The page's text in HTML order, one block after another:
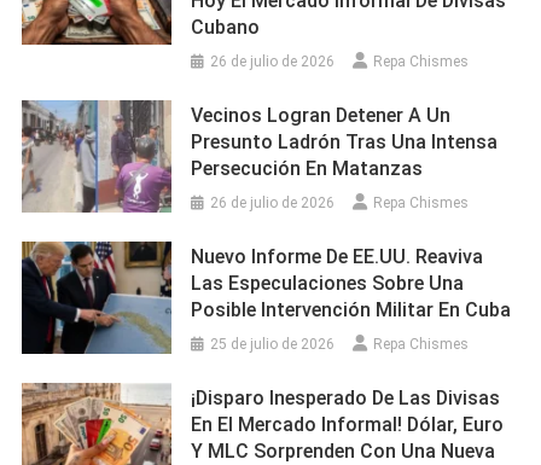
Cubano
26 de julio de 2026 Repa Chismes
Vecinos Logran Detener A Un
Presunto Ladrón Tras Una Intensa
Persecución En Matanzas
26 de julio de 2026 Repa Chismes
Nuevo Informe De EE.UU. Reaviva
Las Especulaciones Sobre Una
Posible Intervención Militar En Cuba
25 de julio de 2026 Repa Chismes
¡Disparo Inesperado De Las Divisas
En El Mercado Informal! Dólar, Euro
Y MLC Sorprenden Con Una Nueva